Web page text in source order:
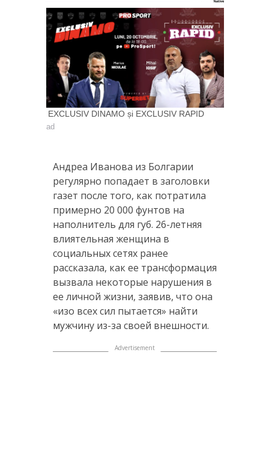
EXCLUSIV DINAMO și EXCLUSIV RAPID
ad
Андреа Иванова из Болгарии
регулярно попадает в заголовки
газет после того, как потратила
примерно 20 000 фунтов на
наполнитель для губ. 26-летняя
влиятельная женщина в
социальных сетях ранее
рассказала, как ее трансформация
вызвала некоторые нарушения в
ее личной жизни, заявив, что она
«изо всех сил пытается» найти
мужчину из-за своей внешности.